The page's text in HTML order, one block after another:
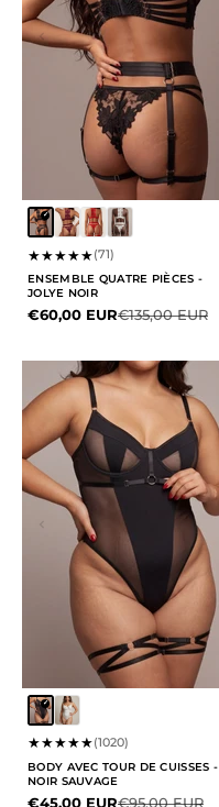
★★★★★(71)
ENSEMBLE QUATRE PIÈCES -
JOLYE NOIR
Prix de vente
€60,00 EURPrix normal
€135,00 EUR
★★★★★(1020)
BODY AVEC TOUR DE CUISSES -
NOIR SAUVAGE
Prix de vente
€45,00 EURPrix normal
€95,00 EUR